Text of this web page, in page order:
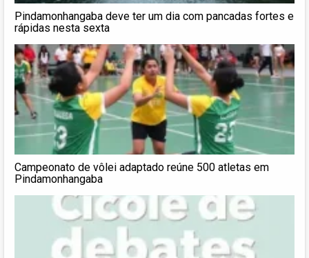
Pindamonhangaba deve ter um dia com pancadas fortes e
rápidas nesta sexta
Campeonato de vôlei adaptado reúne 500 atletas em
Pindamonhangaba